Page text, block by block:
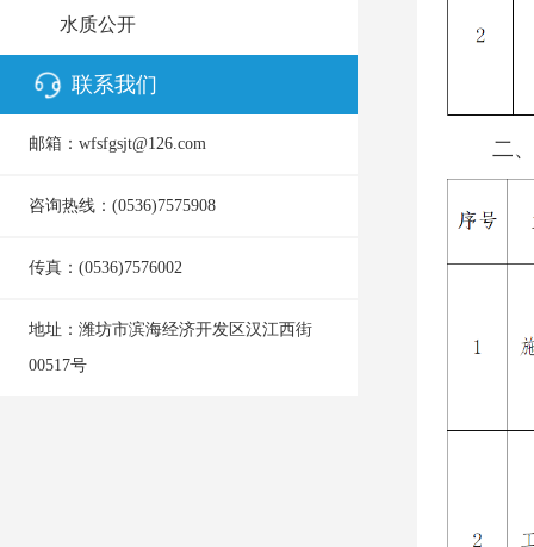
水质公开
联系我们
邮箱：wfsfgsjt@126.com
咨询热线：(0536)7575908
传真：(0536)7576002
地址： 潍坊市滨海经济开发区汉江西街
00517号
二